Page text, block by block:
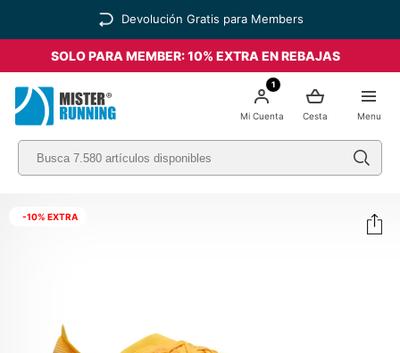
Devolución Gratis para Members
SOLO PARA MEMBER: 10% EXTRA EN REBAJAS
Menu
Cesta
1
Mi Cuenta
-10% EXTRA